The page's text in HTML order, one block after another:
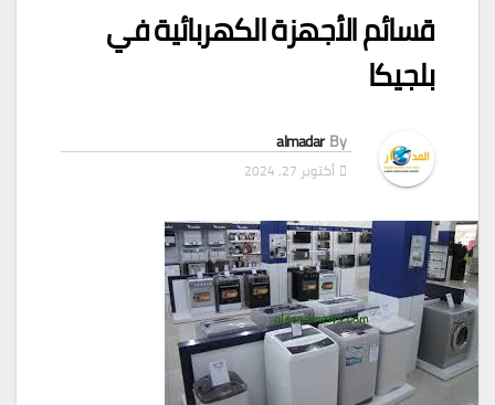
قسائم الأجهزة الكهربائية في
بلجيكا
By
almadar
أكتوبر 27, 2024